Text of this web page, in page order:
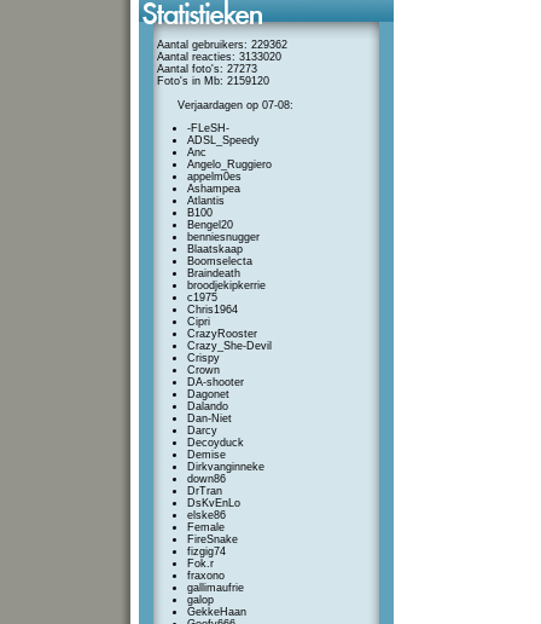
Aantal gebruikers: 229362
Aantal reacties: 3133020
Aantal foto's: 27273
Foto's in Mb: 2159120
Verjaardagen op 07-08:
-FLeSH-
ADSL_Speedy
Anc
Angelo_Ruggiero
appelm0es
Ashampea
Atlantis
B100
Bengel20
benniesnugger
Blaatskaap
Boomselecta
Braindeath
broodjekipkerrie
c1975
Chris1964
Cipri
CrazyRooster
Crazy_She-Devil
Crispy
Crown
DA-shooter
Dagonet
Dalando
Dan-Niet
Darcy
Decoyduck
Demise
Dirkvanginneke
down86
DrTran
DsKvEnLo
elske86
Female
FireSnake
fizgig74
Fok.r
fraxono
gallimaufrie
galop
GekkeHaan